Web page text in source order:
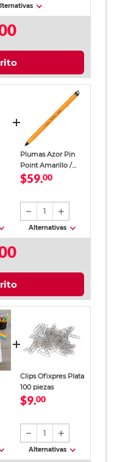
Plumas Azor Pin
Point Amarillo /
Punto fino / Tinta
$59.00
1
Alternativas
Clips Ofixpres Plata
100 piezas
$9.00
1
Alternativas